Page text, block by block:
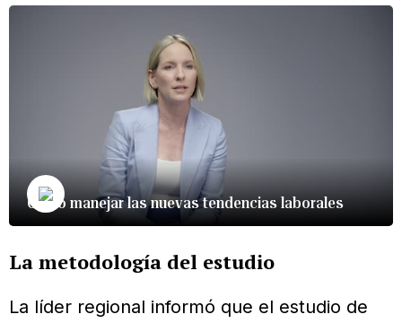
Cómo manejar las nuevas tendencias laborales
La metodología del estudio
La líder regional informó que el estudio de